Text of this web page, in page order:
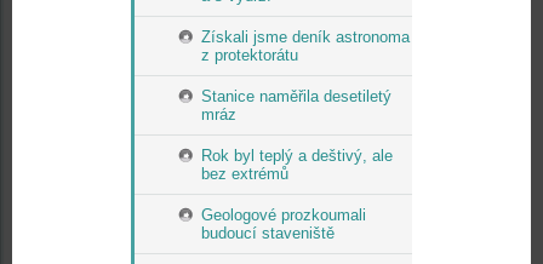
Získali jsme deník astronoma
z protektorátu
Stanice naměřila desetiletý
mráz
Rok byl teplý a deštivý, ale
bez extrémů
Geologové prozkoumali
budoucí staveniště